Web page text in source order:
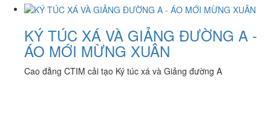
KÝ TÚC XÁ VÀ GIẢNG ĐƯỜNG A -
ÁO MỚI MỪNG XUÂN
Cao đẳng CTIM cải tạo Ký túc xá và Giảng đường A